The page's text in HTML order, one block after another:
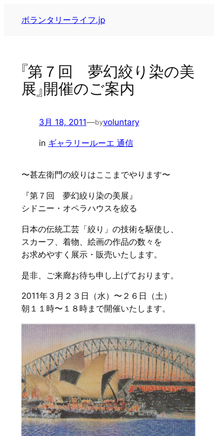
ボランタリーライフ.jp
『第７回 夢幻絞り染の美
展』開催のご案内
3月 18, 2011—byvoluntary
in ギャラリールーエ 通信
〜甚左衛門の絞りはここまでやります〜
『第７回 夢幻絞り染の美展』
シドニー・オペラハウスを絞る
日本の伝統工芸「絞り」の技術を駆使し、
スカーフ、着物、絵画の作品の数々を
お求めやすく展示・販売いたします。
是非、ご来廊お待ち申し上げております。
2011年３月２３日（水）〜２６日（土）
朝１１時〜１８時まで開催いたします。